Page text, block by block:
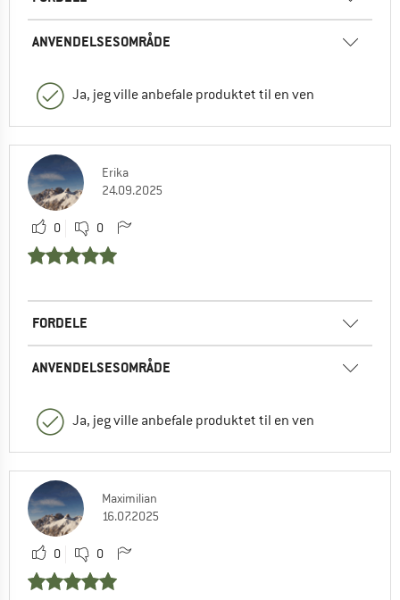
ANVENDELSESOMRÅDE
Ja, jeg ville anbefale produktet til en ven
Erika
24.09.2025
0 0
FORDELE
ANVENDELSESOMRÅDE
Ja, jeg ville anbefale produktet til en ven
Maximilian
16.07.2025
0 0